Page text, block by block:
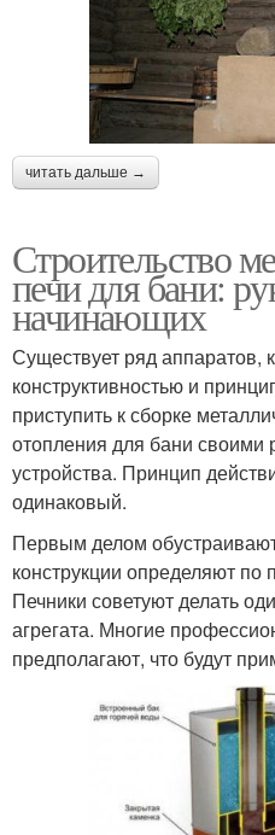
читать дальше →
Строительство
печи для бани:
начинающих
Существует ряд аппаратов,
конструктивностью и
приступить к сборке
отопления для бани своими
устройства. Принцип
одинаковый.
Первым делом
конструкции определяют
Печники советуют делать
агрегата. Многие
предполагают, что будут